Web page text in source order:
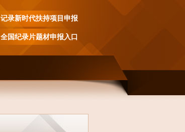
记录新时代扶持项目申报
全国纪录片题材申报入口